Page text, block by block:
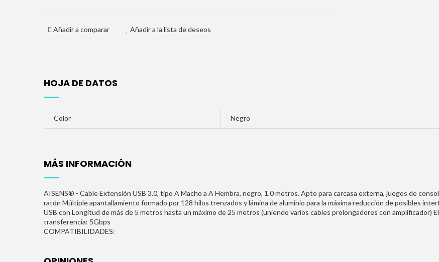
Añadir a comparar Añadir a la lista de deseos
HOJA DE DATOS
Color Negro
MÁS INFORMACIÓN
AISENS® - Cable Extensión USB 3.0, tipo A Macho a A Hembra, negro, 1.0 metros. Apto para carcasa externa, juegos de
ratón Múltiple apantallamiento formado por 128 hilos trenzados y lámina de aluminio para la máxima reducción de posibles
USB con Longitud de más de 5 metros hasta un máximo de 25 metros (uniendo varios cables prolongadores con amplificador)
transferencia: 5Gbps
COMPATIBILIDADES: